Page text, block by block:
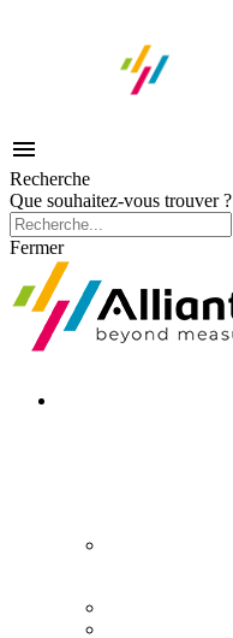

Recherche
Que souhaitez-vous trouver ?
Fermer